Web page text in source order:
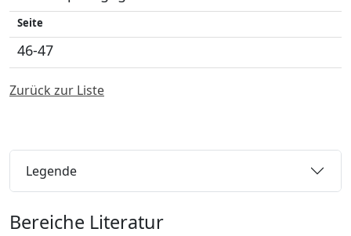
Seite
46-47
Zurück zur Liste
Legende
Bereiche Literatur